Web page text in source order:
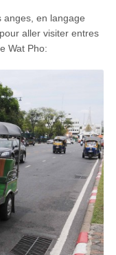
anges, en langage
aller visiter entres
Wat Pho: